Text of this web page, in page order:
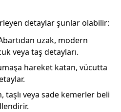
detaylar şunlar olabilir:
uzak, modern
veya taş detayları.
hareket katan, vücutta
taşlı veya sade kemerler beli